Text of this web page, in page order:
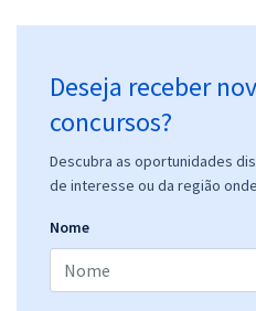
Deseja receber
concursos?
Descubra as oportunidades
de interesse ou da região
Nome